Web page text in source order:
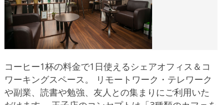
コーヒー1杯の料金で1日使えるシェアオフィス＆コ
ワーキングスペース。 リモートワーク・テレワーク
や副業、読書や勉強、友人との集まりにご利用いた